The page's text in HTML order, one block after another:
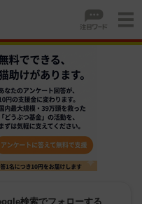
検索でフォローする